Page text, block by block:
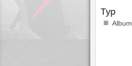
Typ
Album